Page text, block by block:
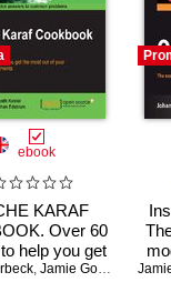
,Rashmi Pujar,
ebook
KARAF
Over 60
help you get
out of your
, Jamie Goodyear